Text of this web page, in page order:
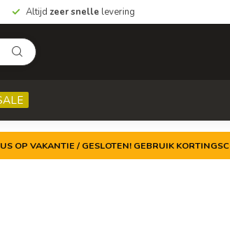
Altijd zeer snelle levering
OP VAKANTIE / GESLOTEN! GEBRUIK